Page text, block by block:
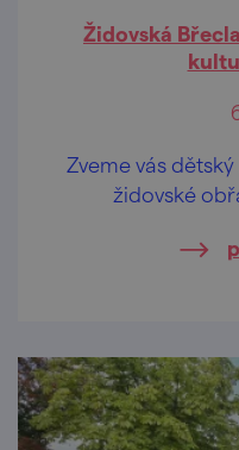
Židovská
Zveme vás
židovské